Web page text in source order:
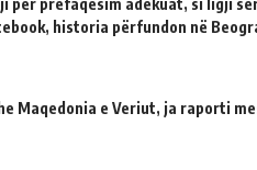
për prëfaqësim adekuat, si ligji
historia përfundon në
Maqedonia e Veriut, ja raporti